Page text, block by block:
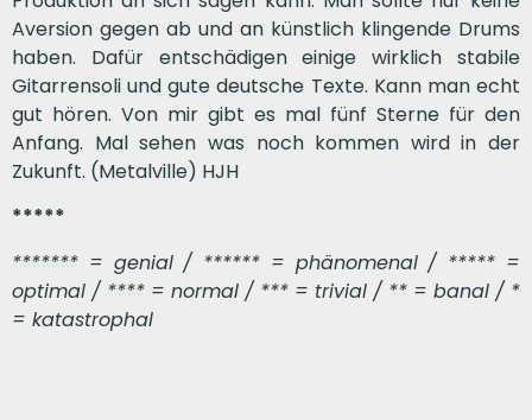
Aversion gegen ab und an künstlich klingende Drums
haben. Dafür entschädigen einige wirklich stabile
Gitarrensoli und gute deutsche Texte. Kann man echt
gut hören. Von mir gibt es mal fünf Sterne für den
Anfang. Mal sehen was noch kommen wird in der
Zukunft. (Metalville) HJH
*****
******* = genial / ****** = phänomenal / ***** =
optimal / **** = normal / *** = trivial / ** = banal / *
= katastrophal